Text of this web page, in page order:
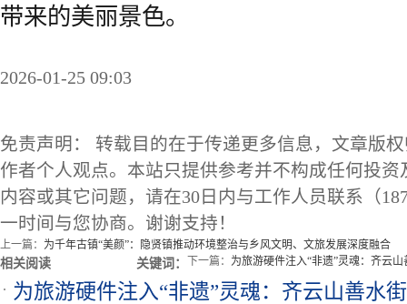
带来的美丽景色。
2026-01-25 09:03
免责声明： 转载目的在于传递更多信息，文章版
作者个人观点。本站只提供参考并不构成任何投
内容或其它问题，请在30日内与工作人员联系（
一时间与您协商。谢谢支持！
上一篇： 为千年古镇“美颜”：隐贤镇推动环境整治与乡风文明、文旅发展深度融合
下一篇： 为旅游硬件注入“非遗”灵魂：齐云
相关阅读 关键词：
为旅游硬件注入“非遗”灵魂：齐云山善水